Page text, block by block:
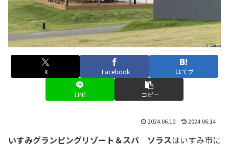
X Facebook はてブ
LINE コピー
2024.06.10 2024.06.14
いすみグランピングリゾート＆スパ ソラスはいすみ市に